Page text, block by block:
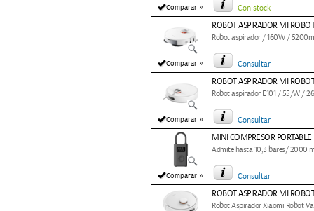
Comparar » Con stock
Comparar »
ROBOT ASPIRADOR MI
Robot aspirador / 160W /
Consultar
Comparar »
ROBOT ASPIRADOR MI
Robot aspirador E101 / 55/W /
Consultar
Comparar »
MINI COMPRESOR
Admite hasta 10,3 bares/ 2000
Consultar
ROBOT ASPIRADOR MI
Robot Aspirador Xiaomi Robot